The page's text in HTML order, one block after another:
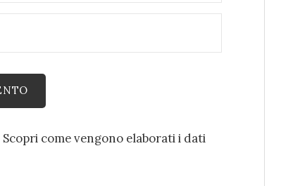
Scopri come vengono elaborati i dati